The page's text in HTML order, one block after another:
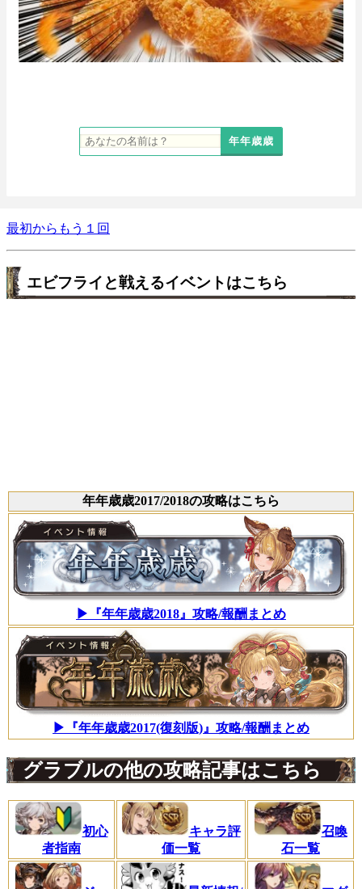
年年歳歳
最初からもう１回
エビフライと戦えるイベントはこちら
年年歳歳2017/2018の攻略はこちら
▶『年年歳歳2018』攻略/報酬まとめ
▶『年年歳歳2017(復刻版)』攻略/報酬まとめ
グラブルの他の攻略記事はこちら
初心
者指南
キャラ評
価一覧
召喚
石一覧